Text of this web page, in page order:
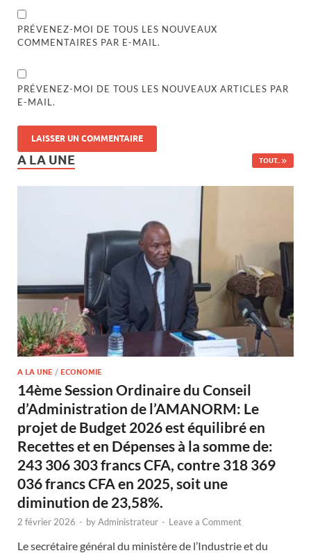
PRÉVENEZ-MOI DE TOUS LES NOUVEAUX
COMMENTAIRES PAR E-MAIL.
PRÉVENEZ-MOI DE TOUS LES NOUVEAUX ARTICLES PAR
E-MAIL.
A LA UNE TOUT..
A LA UNE / ECONOMIE
14ème Session Ordinaire du Conseil
d’Administration de l’AMANORM: Le
projet de Budget 2026 est équilibré en
Recettes et en Dépenses à la somme de:
243 306 303 francs CFA, contre 318 369
036 francs CFA en 2025, soit une
diminution de 23,58%.
2 février 2026 - byAdministrateur - Leave a Comment
Le secrétaire général du ministère de l’Industrie et du